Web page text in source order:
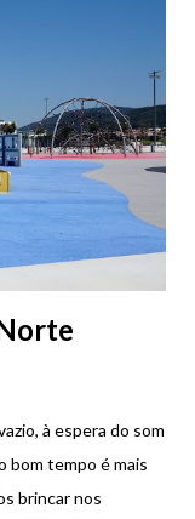
à espera do som
bom tempo é mais
brincar nos